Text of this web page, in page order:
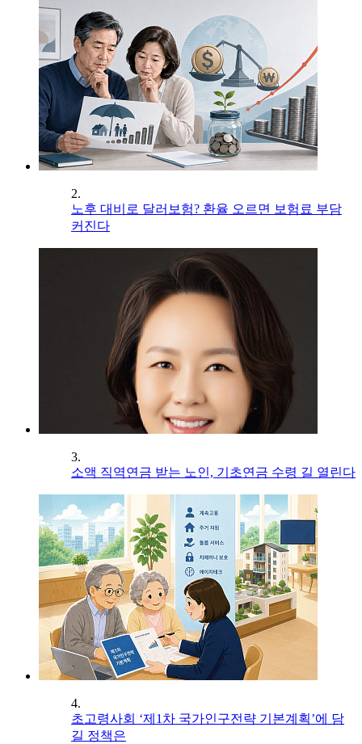
2.
노후 대비로 달러보험? 환율 오르면 보험료 부담
커진다
3.
소액 직역연금 받는 노인, 기초연금 수령 길 열린다
4.
초고령사회 ‘제1차 국가인구전략 기본계획’에 담
길 정책은